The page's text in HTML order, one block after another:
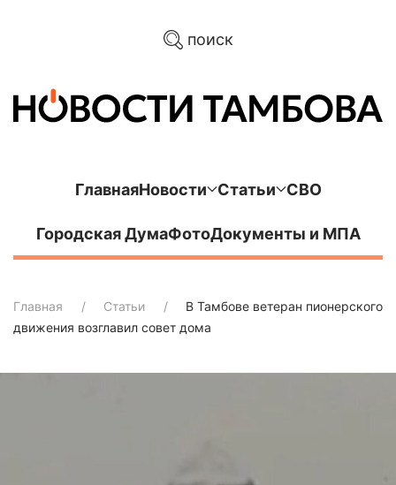
поиск
ГлавнаяНовости Статьи СВО
Городская ДумаФотоДокументы и МПА
Главная Статьи
В Тамбове ветеран пионерского
движения возглавил совет дома